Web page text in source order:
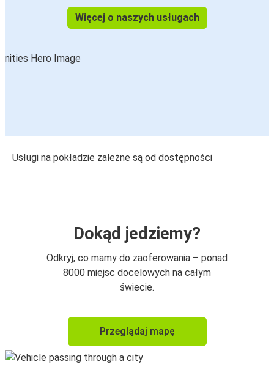
Więcej o naszych usługach
Usługi na pokładzie zależne są od dostępności
Dokąd jedziemy?
Odkryj, co mamy do zaoferowania – ponad
8000 miejsc docelowych na całym
świecie.
Przeglądaj mapę